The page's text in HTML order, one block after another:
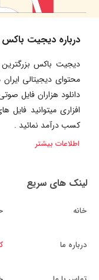
درباره دیجیت باکس
دیجیت باکس
محتوای دیجیتالی
دانلود هزاران فایل
افزاری میتوانید
کسب درآمد نمائید .
اطلاعات بیشتر
لینک های سریع
خانه
درباره ما